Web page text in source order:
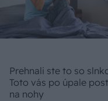
Prehnali ste to so
Toto vás po úpale
na nohy